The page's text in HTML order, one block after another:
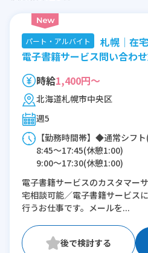
パート・アルバイト
札幌│在
電子書籍サービス問い合わ
時給1,400円～
北海道札幌市中央区
週5
【勤務時間帯】◆通常シフ
8:45〜17:45(休憩1:00)
9:00〜17:30(休憩1:00)
※残業：0〜5時間程度/月
電子書籍サービスのカスタマー
宅相談可能／電子書籍サービス
行うお仕事です。メールを...